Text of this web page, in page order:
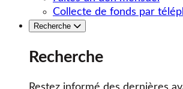
Collecte de fonds par
Recherche
Recherche